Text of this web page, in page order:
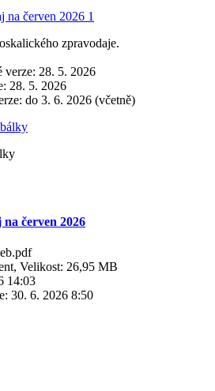
zpravodaje.
verze: 28. 5. 2026
28. 5. 2026
do 3. 6. 2026 (včetně)
červen 2026
Velikost: 26,95 MB
14:03
30. 6. 2026 8:50